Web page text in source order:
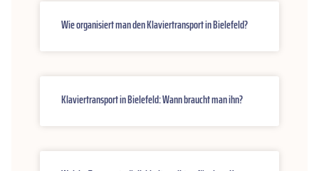
Wie organisiert man den Klaviertransport in Bielefeld?
Klaviertransport in Bielefeld: Wann braucht man ihn?